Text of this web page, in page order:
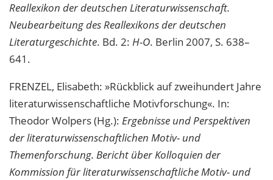
Reallexikon der deutschen Literaturwissenschaft.
Neubearbeitung des Reallexikons der deutschen
Literaturgeschichte. Bd. 2: H-O. Berlin 2007, S. 638–
641.
FRENZEL, Elisabeth: »Rückblick auf zweihundert Jahre
literaturwissenschaftliche Motivforschung«. In:
Theodor Wolpers (Hg.): Ergebnisse und Perspektiven
der literaturwissenschaftlichen Motiv- und
Themenforschung. Bericht über Kolloquien der
Kommission für literaturwissenschaftliche Motiv- und